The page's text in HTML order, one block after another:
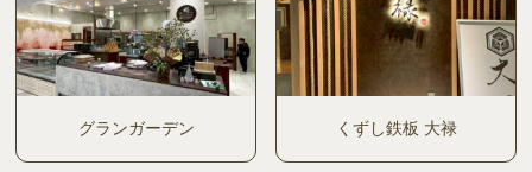
グランガーデン くずし鉄板 大禄